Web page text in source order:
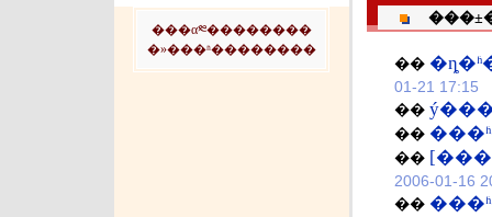
���α༭��������
�»���ʱ��������
��
01-21 17:15
��
��
��
2006-01-16
��